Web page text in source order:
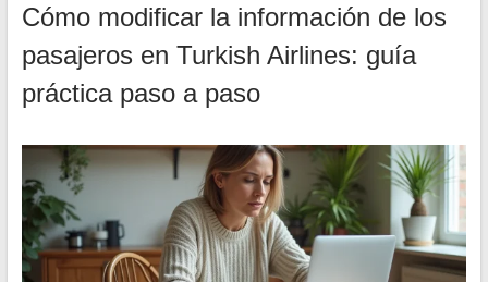
Cómo modificar la información de los
pasajeros en Turkish Airlines: guía
práctica paso a paso